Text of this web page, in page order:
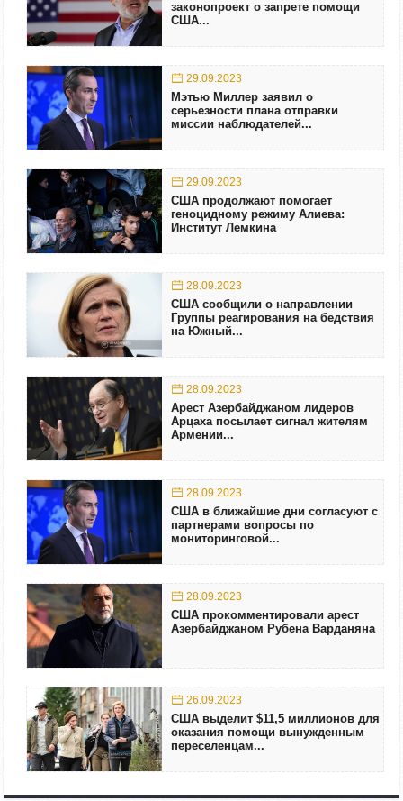
законопроект о запрете помощи
США...
29.09.2023
Мэтью Миллер заявил о
серьезности плана отправки
миссии наблюдателей...
29.09.2023
США продолжают помогает
геноцидному режиму Алиева:
Институт Лемкина
28.09.2023
США сообщили о направлении
Группы реагирования на бедствия
на Южный...
28.09.2023
Арест Азербайджаном лидеров
Арцаха посылает сигнал жителям
Армении...
28.09.2023
США в ближайшие дни согласуют с
партнерами вопросы по
мониторинговой...
28.09.2023
США прокомментировали арест
Азербайджаном Рубена Варданяна
26.09.2023
США выделит $11,5 миллионов для
оказания помощи вынужденным
переселенцам...